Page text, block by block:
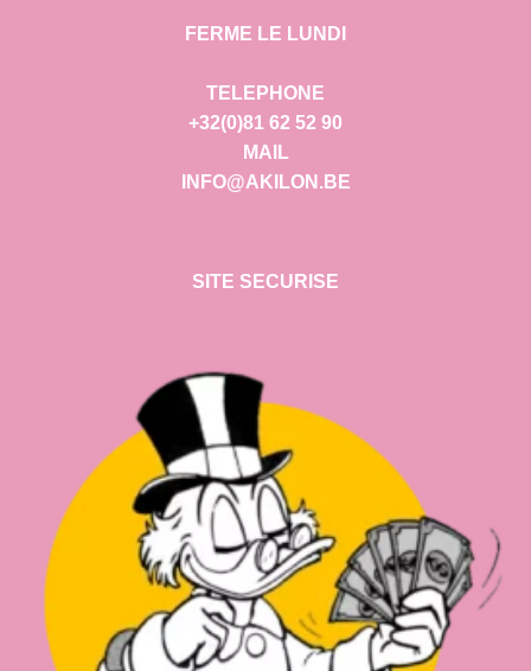
FERME LE LUNDI
TELEPHONE
+32(0)81 62 52 90
MAIL
INFO@AKILON.BE
SITE SECURISE